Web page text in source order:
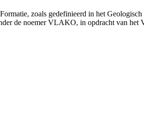
zoals gedefinieerd in het
de noemer VLAKO, in opdracht van het